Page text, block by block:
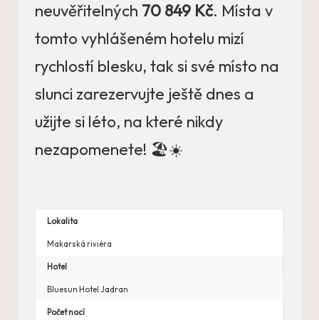
neuvěřitelných 70 849 Kč. Místa v
tomto vyhlášeném hotelu mizí
rychlostí blesku, tak si své místo na
slunci zarezervujte ještě dnes a
užijte si léto, na které nikdy
nezapomenete! 🏖️☀️
Lokalita
Makarská riviéra
Hotel
Bluesun Hotel Jadran
Počet nocí